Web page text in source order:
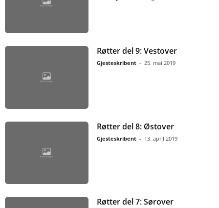
Røtter del 9: Vestover
Gjesteskribent - 25. mai 2019
Røtter del 8: Østover
Gjesteskribent - 13. april 2019
Røtter del 7: Sørover